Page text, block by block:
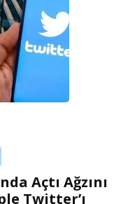
Açtı Ağzını
Twitter’ı